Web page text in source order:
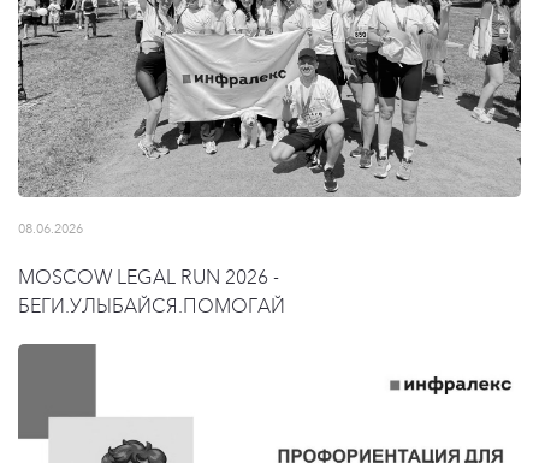
08.06.2026
MOSCOW LEGAL RUN 2026 -
БЕГИ.УЛЫБАЙСЯ.ПОМОГАЙ